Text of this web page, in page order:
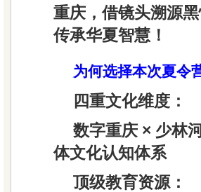
重庆，借镜头溯源
传承华夏智慧！
为何选择本次夏令
四重文化维度：
数字重庆 × 少林
体文化认知体系
顶级教育资源：